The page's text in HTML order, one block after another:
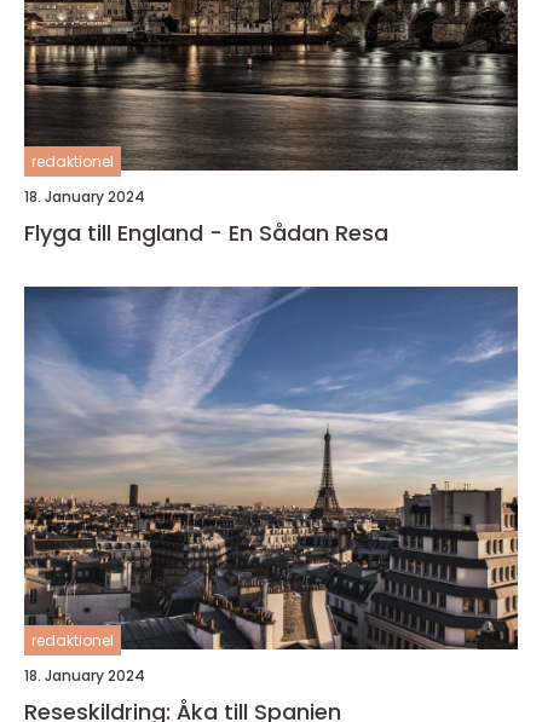
redaktionel
18. January 2024
Flyga till England - En Sådan Resa
redaktionel
18. January 2024
Reseskildring: Åka till Spanien